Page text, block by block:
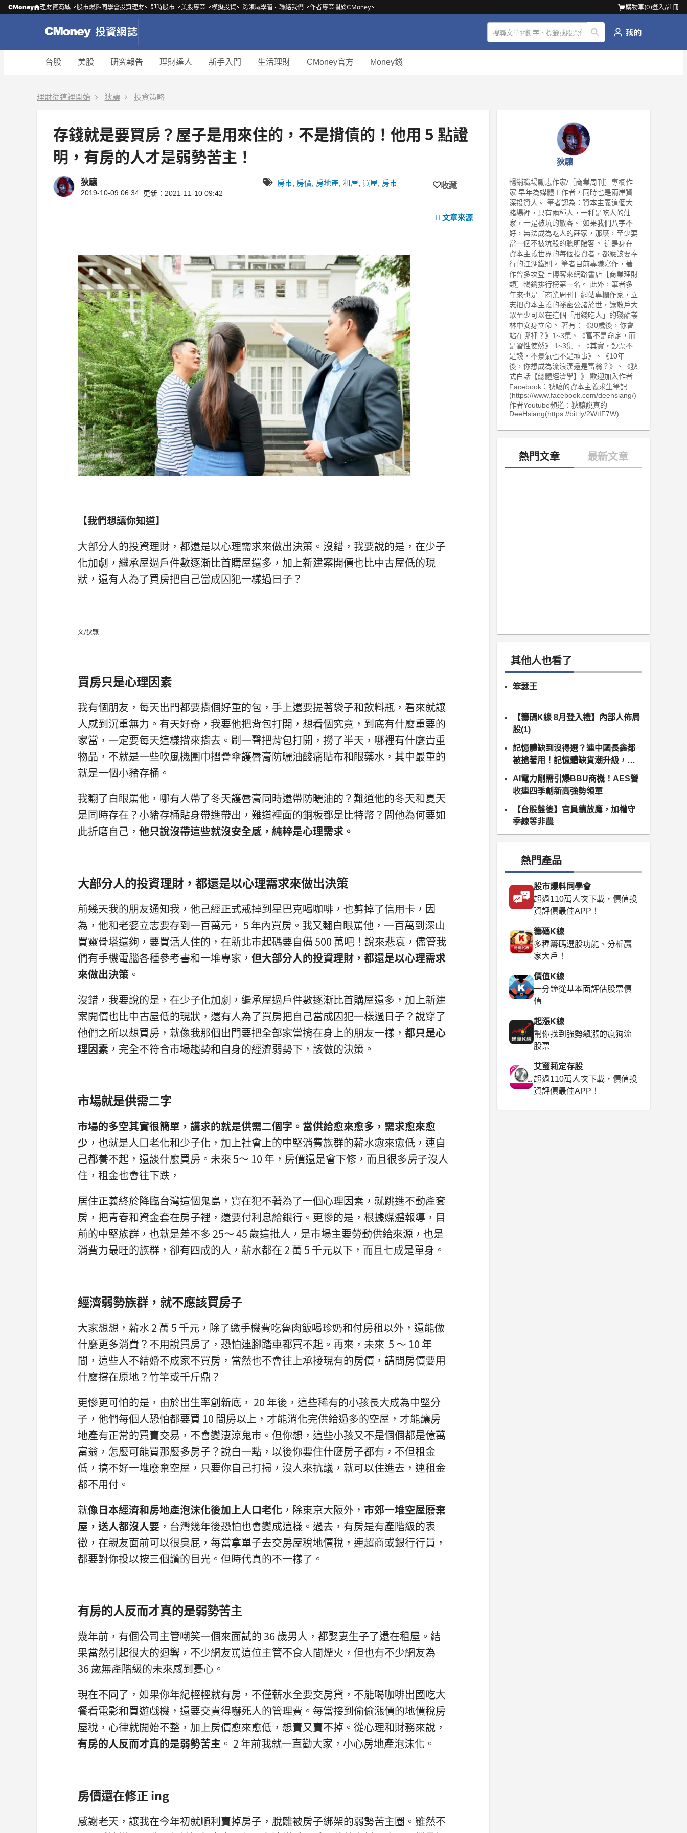
CMoney 理財寶商城 股市爆料同學會投資理財 即時股市 美股專區 模擬投資 跨領域學習 聯絡我們 作者專區關於CMoney 購物車(0)登入/註冊
台股 美股 研究報告 理財達人 新手入門 生活理財 CMoney官方 Money錢
理財從這裡開始 狄驤 投資策略
存錢就是要買房？屋子是用來住的，不是揹債的！他用 5 點證
明，有房的人才是弱勢苦主！
狄驤
2019-10-09 06:34 更新：2021-11-10 09:42
房市, 房價, 房地產, 租屋, 買屋, 房市 收藏
文章來源
【我們想讓你知道】
大部分人的投資理財，都還是以心理需求來做出決策。沒錯，我要說的是，在少子
化加劇，繼承屋過戶件數逐漸比首購屋還多，加上新建案開價也比中古屋低的現
狀，還有人為了買房把自己當成囚犯一樣過日子？
文/狄驤
買房只是心理因素
我有個朋友，每天出門都要揹個好重的包，手上還要提著袋子和飲料瓶，看來就讓
人感到沉重無力。有天好奇，我要他把背包打開，想看個究竟，到底有什麼重要的
家當，一定要每天這樣揹來揹去。刷一聲把背包打開，撈了半天，哪裡有什麼貴重
物品，不就是一些吹風機圍巾摺疊傘護唇膏防曬油酸痛貼布和眼藥水，其中最重的
就是一個小豬存桶。
我翻了白眼罵他，哪有人帶了冬天護唇膏同時還帶防曬油的？難道他的冬天和夏天
是同時存在？小豬存桶貼身帶進帶出，難道裡面的銅板都是比特幣？問他為何要如
此折磨自己， 他只說沒帶這些就沒安全感，純粹是心理需求。
大部分人的投資理財，都還是以心理需求來做出決策
前幾天我的朋友通知我，他己經正式戒掉到星巴克喝咖啡，也剪掉了信用卡，因
為，他和老婆立志要存到一百萬元， 5 年內買房。我又翻白眼罵他，一百萬到深山
買靈骨塔還夠，要買活人住的，在新北市起碼要自備 500 萬吧！說來悲哀，儘管我
們有手機電腦各種參考書和一堆專家， 但大部分人的投資理財，都還是以心理需求
來做出決策 。
沒錯，我要說的是，在少子化加劇，繼承屋過戶件數逐漸比首購屋還多，加上新建
案開價也比中古屋低的現狀，還有人為了買房把自己當成囚犯一樣過日子？說穿了
他們之所以想買房，就像我那個出門要把全部家當揹在身上的朋友一樣， 都只是心
理因素 ，完全不符合市場趨勢和自身的經濟弱勢下，該做的決策。
市場就是供需二字
市場的多空其實很簡單，講求的就是供需二個字。當供給愈來愈多，需求愈來愈
少 ，也就是人口老化和少子化，加上社會上的中堅消費族群的薪水愈來愈低，連自
己都養不起，還談什麼買房。未來 5～ 10 年，房價還是會下修，而且很多房子沒人
住，租金也會往下跌，
居住正義終於降臨台灣這個鬼島，實在犯不著為了一個心理因素，就跳進不動產套
房，把青春和資金套在房子裡，還要付利息給銀行。更慘的是，根據媒體報導，目
前的中堅族群，也就是差不多 25～ 45 歲這批人，是市場主要勞動供給來源，也是
消費力最旺的族群，卻有四成的人，薪水都在 2 萬 5 千元以下，而且七成是單身。
經濟弱勢族群，就不應該買房子
大家想想，薪水 2 萬 5 千元，除了繳手機費吃魯肉飯喝珍奶和付房租以外，還能做
什麼更多消費？不用說買房了，恐怕連腳踏車都買不起。再來，未來 5 ～ 10 年
間，這些人不結婚不成家不買房，當然也不會往上承接現有的房價，請問房價要用
什麼撐在原地？竹竿或千斤鼎？
更慘更可怕的是，由於出生率創新底， 20 年後，這些稀有的小孩長大成為中堅分
子，他們每個人恐怕都要買 10 間房以上，才能消化完供給過多的空屋，才能讓房
地產有正常的買賣交易，不會變淒涼鬼市。但你想，這些小孩又不是個個都是億萬
富翁，怎麼可能買那麼多房子？說白一點，以後你要住什麼房子都有，不但租金
低，搞不好一堆廢棄空屋，只要你自己打掃，沒人來抗議，就可以住進去，連租金
都不用付。
就像日本經濟和房地產泡沫化後加上人口老化 ，除東京大阪外， 市郊一堆空屋廢棄
屋，送人都沒人要 ，台灣幾年後恐怕也會變成這樣。過去，有房是有產階級的表
徵，在親友面前可以很臭屁，每當拿單子去交房屋稅地價稅，連超商或銀行行員，
都要對你投以按三個讚的目光。但時代真的不一樣了。
有房的人反而才真的是弱勢苦主
幾年前，有個公司主管嘲笑一個來面試的 36 歲男人，都娶妻生子了還在租屋。結
果當然引起很大的迴響，不少網友罵這位主管不食人間煙火，但也有不少網友為
36 歲無產階級的未來感到憂心。
現在不同了，如果你年紀輕輕就有房，不僅薪水全要交房貸，不能喝咖啡出國吃大
餐看電影和買遊戲機，還要交貴得嚇死人的管理費。每當接到偷偷漲價的地價稅房
屋稅，心律就開始不整，加上房價愈來愈低，想賣又賣不掉。從心理和財務來說，
有房的人反而才真的是弱勢苦主 。 2 年前我就一直勸大家，小心房地產泡沫化。
房價還在修正 ing
感謝老天，讓我在今年初就順利賣掉房子，脫離被房子綁架的弱勢苦主圈。雖然不
狄驤
暢銷職場勵志作家/［商業周刊］專欄作
家 早年為媒體工作者，同時也是兩岸資
深投資人。 筆者認為：資本主義這個大
賭場裡，只有兩種人，一種是吃人的莊
家，一是被坑的散客。 如果我們八字不
好，無法成為吃人的莊家，那麼，至少要
當一個不被坑殺的聰明賭客。 這是身在
資本主義世界的每個投資者，都應該要奉
行的江湖鐵則。 筆者目前專職寫作，著
作曾多次登上博客來網路書店［商業理財
類］暢銷排行榜第一名。 此外，筆者多
年來也是［商業周刊］網站專欄作家，立
志把資本主義的祕密公諸於世，讓散戶大
眾至少可以在這個「用錢吃人」的殘酷叢
林中安身立命。 著有：《30歲後，你會
站在哪裡？》1~3集、《富不是命定，而
是習性使然》 1~3集 、《其實，鈔票不
是錢，不景氣也不是壞事》、《10年
後，你想成為流浪漢還是富翁？》、《狄
式白話【總體經濟學】》 歡迎加入作者
Facebook：狄驤的資本主義求生筆記
(https://www.facebook.com/deehsiang/)
作者Youtube頻道：狄驤說真的
DeeHsiang(https://bit.ly/2WtIF7W)
其他人也看了
笨瑟王
【籌碼K線 8月登入禮】內部人佈局
股(1)
記憶體缺到沒得選？連中國長鑫都
被搶著用！記憶體缺貨潮升級，南
亞科、群聯領軍噴發
AI電力剛需引爆BBU商機！AES營
收連四季創新高強勢領軍
【台股盤後】官員續放鷹，加權守
季線等非農
熱門產品
股市爆料同學會
超過110萬人次下載，價值投
資評價最佳APP！
籌碼K線
多種籌碼選股功能、分析贏
家大戶！
價值K線
一分鐘從基本面評估股票價
值
起漲K線
幫你找到強勢飆漲的瘋狗流
股票
艾蜜莉定存股
超過110萬人次下載，價值投
資評價最佳APP！